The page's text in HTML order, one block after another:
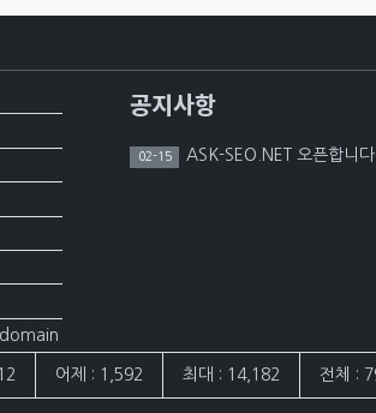
공지사항
02-15 ASK-SEO.NET 오픈합니다.
어제 : 1,592 최대 : 14,182 전체 :